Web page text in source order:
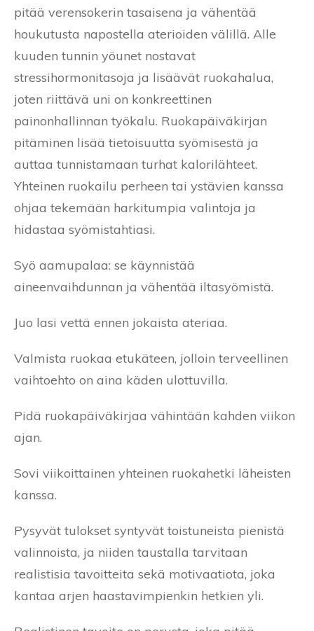
pitää verensokerin tasaisena ja vähentää
houkutusta napostella aterioiden välillä. Alle
kuuden tunnin yöunet nostavat
stressihormonitasoja ja lisäävät ruokahalua,
joten riittävä uni on konkreettinen
painonhallinnan työkalu. Ruokapäiväkirjan
pitäminen lisää tietoisuutta syömisestä ja
auttaa tunnistamaan turhat kalorilähteet.
Yhteinen ruokailu perheen tai ystävien kanssa
ohjaa tekemään harkitumpia valintoja ja
hidastaa syömistahtiasi.
Syö aamupalaa: se käynnistää
aineenvaihdunnan ja vähentää iltasyömistä.
Juo lasi vettä ennen jokaista ateriaa.
Valmista ruokaa etukäteen, jolloin terveellinen
vaihtoehto on aina käden ulottuvilla.
Pidä ruokapäiväkirjaa vähintään kahden viikon
ajan.
Sovi viikoittainen yhteinen ruokahetki läheisten
kanssa.
Pysyvät tulokset syntyvät toistuneista pienistä
valinnoista, ja niiden taustalla tarvitaan
realistisia tavoitteita sekä motivaatiota, joka
kantaa arjen haastavimpienkin hetkien yli.